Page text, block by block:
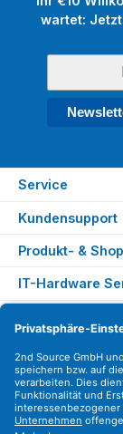
wartet:
Service
Kundensupport
Produkt- &
IT-Hardware
Versandarten
Zahlungsarten
Sicher